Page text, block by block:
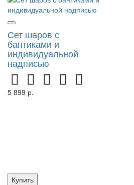
Сет шаров с
бантиками и
индивидуальной
надписью
5 899 р.
Купить